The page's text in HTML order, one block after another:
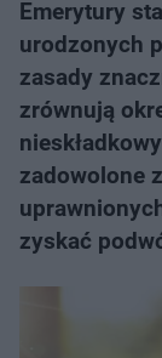
Emerytury
urodzonych
zasady
zrównują
zadowolone
zyskać